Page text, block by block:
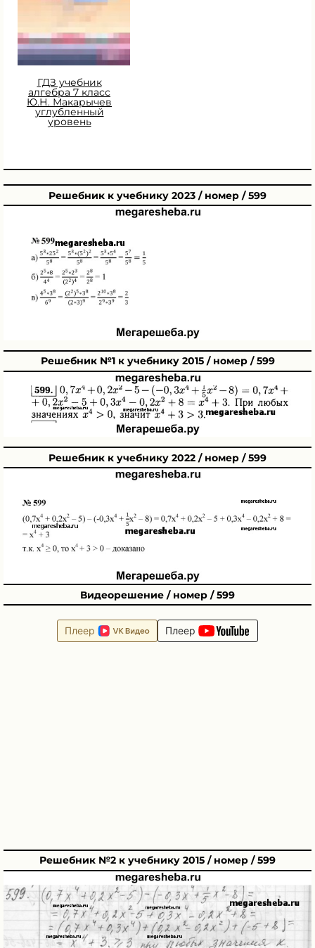
ГДЗ учебник
алгебра 7 класс
Ю.Н. Макарычев
углубленный
уровень
Решебник к учебнику 2023 / номер / 599
Решебник №1 к учебнику 2015 / номер / 599
Решебник к учебнику 2022 / номер / 599
Видеорешение / номер / 599
Плеер Плеер
Решебник №2 к учебнику 2015 / номер / 599